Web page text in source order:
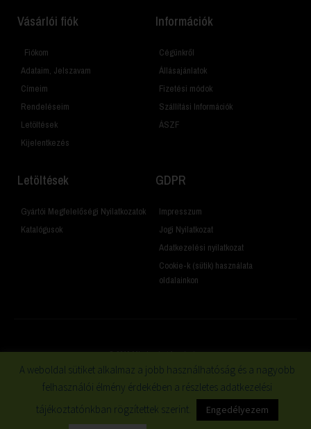
Vásárlói fiók
Fiókom
Adataim, Jelszavam
Címeim
Rendeléseim
Letöltések
Kijelentkezés
Információk
Cégünkről
Állásajánlatok
Fizetési módok
Szállítási Információk
ÁSZF
Letöltések
Gyártói Megfelelőségi Nyilatkozatok
Katalógusok
GDPR
Impresszum
Jogi Nyilatkozat
Adatkezelési nyilatkozat
Cookie-k (sütik) használata
oldalainkon
© 2019 Minden jog fenntartva
A weboldal sütiket alkalmaz a jobb használhatóság és a nagyobb
felhasználói élmény érdekében a részletes adatkezelési
tájékoztatónkban rögzítettek szerint.
Engedélyezem